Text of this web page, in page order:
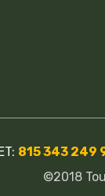
815 343 249
©2018